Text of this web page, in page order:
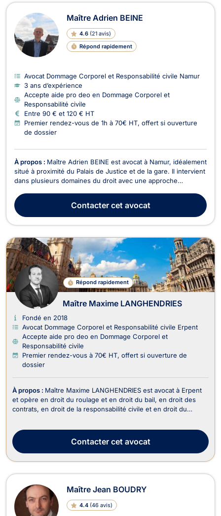
Maître Adrien BEINE
4.6 (21 avis)
Répond rapidement
Avocat Dommage Corporel et Responsabilité civile Namur
3 ans d’expérience
Accepte aide pro deo en Dommage Corporel et
Responsabilité civile
Entre 90 € et 120 € HT
Premier rendez-vous de 1h à 70€ HT, offert si ouverture
de dossier
À propos : Maître Adrien BEINE est avocat à Namur, idéalement
situé à proximité du Palais de Justice et de la gare. Il intervient
dans plusieurs domaines du droit avec une approche
En droit des assurances, il analyse et conteste les décisions
d’assureurs et prend en charge ...
Contactercet avocat
Répond rapidement
Maître Maxime LANGHENDRIES
Fondé en 2018
Avocat Dommage Corporel et Responsabilité civile Erpent
Accepte aide pro deo en Dommage Corporel et
Responsabilité civile
Premier rendez-vous à 70€ HT, offert si ouverture de
dossier
À propos : Maître Maxime LANGHENDRIES est avocat à Erpent
et opère en droit du roulage et en droit du bail, en droit des
contrats, en droit de la responsabilité civile et en droit du
concerne la contestation d’une infractio...
Contactercet avocat
Maître Jean BOUDRY
4.4 (46 avis)